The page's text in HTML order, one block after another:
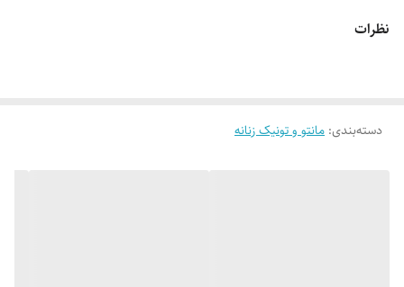
با تنخور بسیار شیک و دوست داشتنی
نظرات
دسته‌بندی: مانتو و تونیک زنانه